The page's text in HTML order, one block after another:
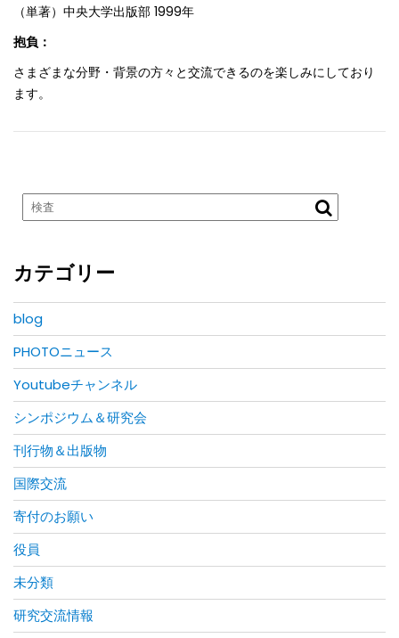
（単著）中央大学出版部 1999年
抱負：
さまざまな分野・背景の方々と交流できるのを楽しみにしており
ます。
カテゴリー
blog
PHOTOニュース
Youtubeチャンネル
シンポジウム＆研究会
刊行物＆出版物
国際交流
寄付のお願い
役員
未分類
研究交流情報